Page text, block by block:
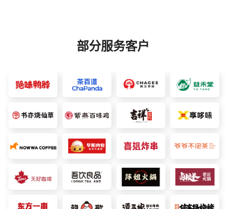
部分服务客户